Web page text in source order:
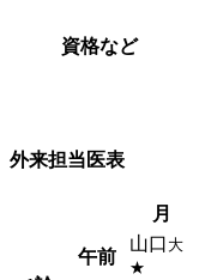
資格など
外来担当医表
月
午前
山口 大
★